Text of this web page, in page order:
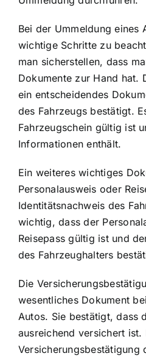
Bei der Ummeldung eines
wichtige Schritte zu
man sicherstellen, dass
Dokumente zur Hand hat.
ein entscheidendes
des Fahrzeugs bestätigt.
Fahrzeugschein gültig ist
Informationen enthält.
Ein weiteres wichtiges
Personalausweis oder
Identitätsnachweis des
wichtig, dass der
Reisepass gültig ist und
des Fahrzeughalters
Die
wesentliches Dokument
Autos. Sie bestätigt, dass
ausreichend versichert
Versicherungsbestätigung